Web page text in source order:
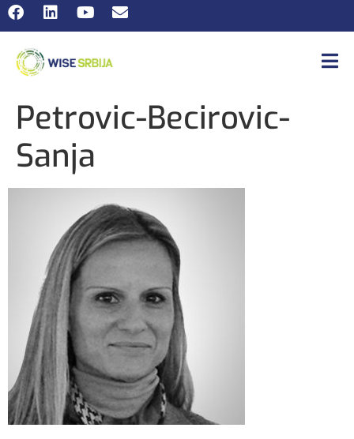
Petrovic-Becirovic-
Sanja